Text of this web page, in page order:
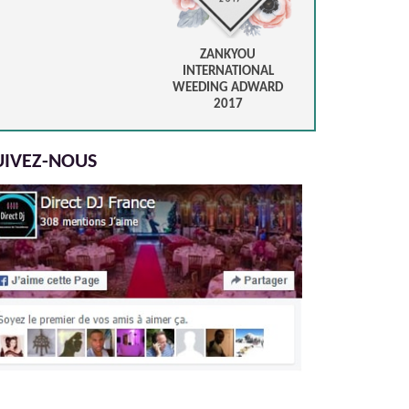
ZANKYOU
INTERNATIONAL
WEEDING ADWARD
2017
NOUS